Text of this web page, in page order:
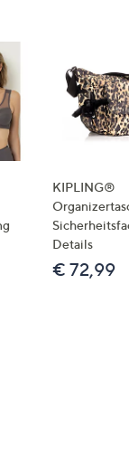
KIPLING®
Details
€ 72,99